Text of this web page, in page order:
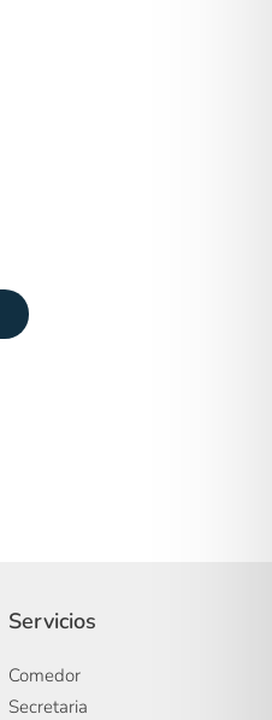
Servicios
Comedor
Secretaria